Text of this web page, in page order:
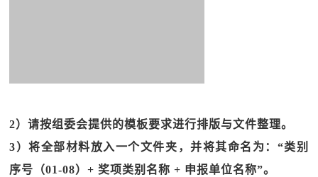
2）请按组委会提供的模板要求进行排版与文件整理。
3）将全部材料放入一个文件夹，并将其命名为：“类别
序号（01-08）+ 奖项类别名称 + 申报单位名称”。